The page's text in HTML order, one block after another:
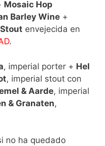
Mosaic Hop
Barley Wine +
envejecida en
.
, imperial porter + Hel
, imperial stout con
& Aarde, imperial
& Granaten,
no ha quedado